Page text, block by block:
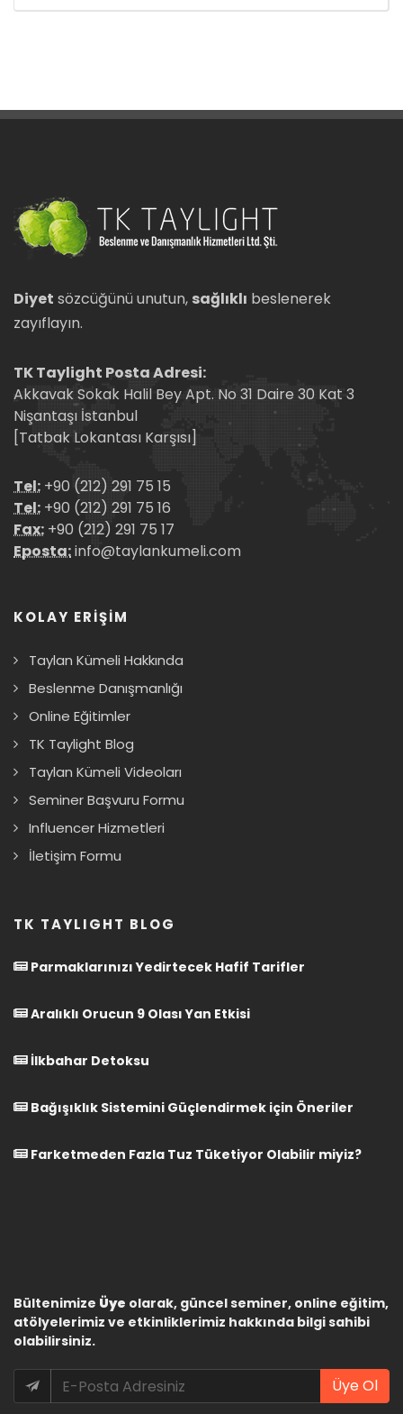
Diyet sözcüğünü unutun, sağlıklı beslenerek
zayıflayın.
TK Taylight Posta Adresi:
Akkavak Sokak Halil Bey Apt. No 31 Daire 30 Kat 3
Nişantaşı İstanbul
[Tatbak Lokantası Karşısı]
Tel: +90 (212) 291 75 15
Tel: +90 (212) 291 75 16
Fax: +90 (212) 291 75 17
Eposta:info@taylankumeli.com
KOLAY ERİŞİM
Taylan Kümeli Hakkında
Beslenme Danışmanlığı
Online Eğitimler
TK Taylight Blog
Taylan Kümeli Videoları
Seminer Başvuru Formu
Influencer Hizmetleri
İletişim Formu
TK TAYLIGHT BLOG
Parmaklarınızı Yedirtecek Hafif Tarifler
Aralıklı Orucun 9 Olası Yan Etkisi
İlkbahar Detoksu
Bağışıklık Sistemini Güçlendirmek için Öneriler
Farketmeden Fazla Tuz Tüketiyor Olabilir miyiz?
Bültenimize Üye olarak, güncel seminer, online eğitim,
atölyelerimiz ve etkinliklerimiz hakkında bilgi sahibi
olabilirsiniz.
Üye Ol